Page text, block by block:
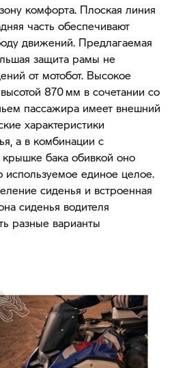
комфорта. Плоская линия
часть обеспечивают
движений. Предлагаемая
защита рамы не
от мотобот. Высокое
870 мм в сочетании со
пассажира имеет внешний
характеристики
а в комбинации с
бака обивкой оно
используемое единое целое.
сиденья и встроенная
сиденья водителя
разные варианты